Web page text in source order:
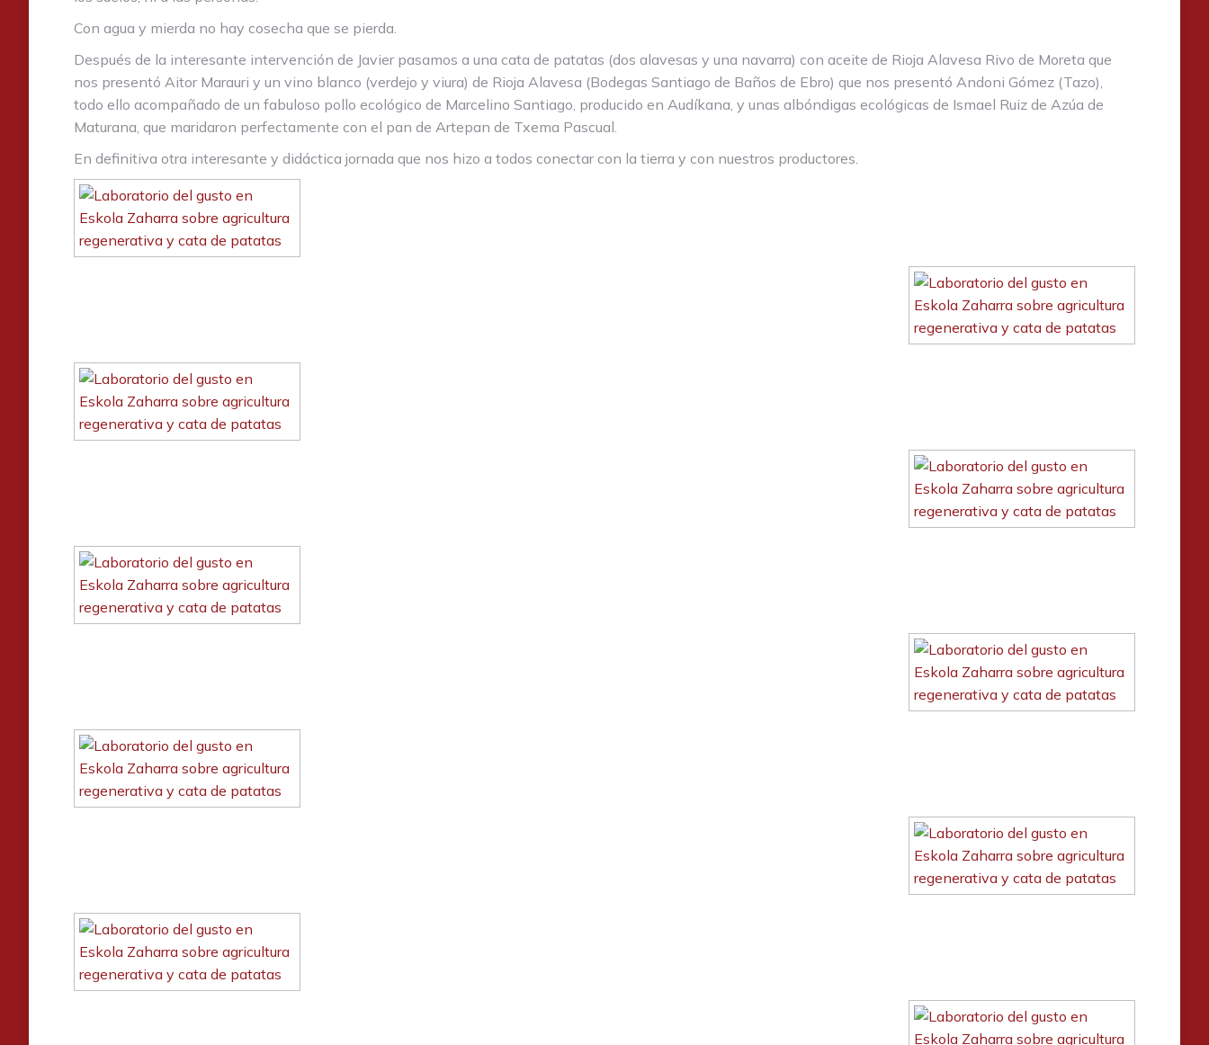
Con agua y mierda no hay cosecha que se pierda.
Después de la interesante intervención de Javier pasamos a una cata de patatas (dos alavesas y una navarra) con aceite de Rioja Alavesa Rivo de Moreta que
nos presentó Aitor Marauri y un vino blanco (verdejo y viura) de Rioja Alavesa (Bodegas Santiago de Baños de Ebro) que nos presentó Andoni Gómez (Tazo),
todo ello acompañado de un fabuloso pollo ecológico de Marcelino Santiago, producido en Audíkana, y unas albóndigas ecológicas de Ismael Ruiz de Azúa de
Maturana, que maridaron perfectamente con el pan de Artepan de Txema Pascual.
En definitiva otra interesante y didáctica jornada que nos hizo a todos conectar con la tierra y con nuestros productores.